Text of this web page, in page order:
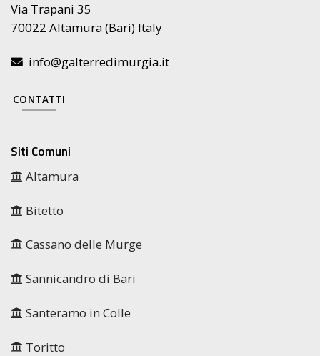
Via Trapani 35
70022 Altamura (Bari) Italy
info@galterredimurgia.it
CONTATTI
Siti Comuni
Altamura
Bitetto
Cassano delle Murge
Sannicandro di Bari
Santeramo in Colle
Toritto